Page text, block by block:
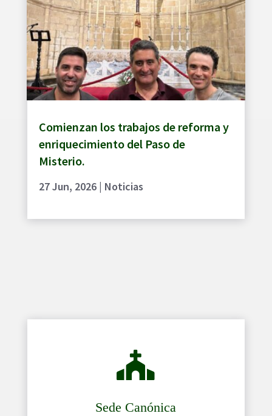
Comienzan los trabajos de reforma y
enriquecimiento del Paso de
Misterio.
27 Jun, 2026| Noticias

Sede Canónica